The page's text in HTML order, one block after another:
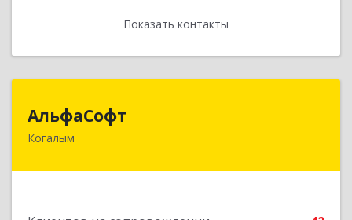
Показать контакты
Назад
АльфаСофт
Когалым
628484, Ханты-Мансийский Автономный округ